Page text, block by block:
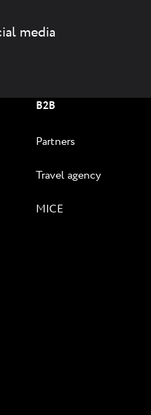
media
B2B
Partners
Travel agency
MICE